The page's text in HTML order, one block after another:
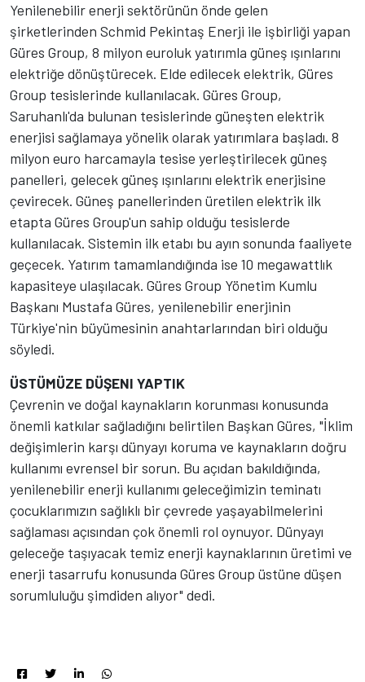
Yenilenebilir enerji sektörünün önde gelen
şirketlerinden Schmid Pekintaş Enerji ile işbirliği yapan
Güres Group, 8 milyon euroluk yatırımla güneş ışınlarını
elektriğe dönüştürecek. Elde edilecek elektrik, Güres
Group tesislerinde kullanılacak. Güres Group,
Saruhanlı'da bulunan tesislerinde güneşten elektrik
enerjisi sağlamaya yönelik olarak yatırımlara başladı. 8
milyon euro harcamayla tesise yerleştirilecek güneş
panelleri, gelecek güneş ışınlarını elektrik enerjisine
çevirecek. Güneş panellerinden üretilen elektrik ilk
etapta Güres Group'un sahip olduğu tesislerde
kullanılacak. Sistemin ilk etabı bu ayın sonunda faaliyete
geçecek. Yatırım tamamlandığında ise 10 megawattlık
kapasiteye ulaşılacak. Güres Group Yönetim Kumlu
Başkanı Mustafa Güres, yenilenebilir enerjinin
Türkiye'nin büyümesinin anahtarlarından biri olduğu
söyledi.
ÜSTÜMÜZE DÜŞENI YAPTIK
Çevrenin ve doğal kaynakların korunması konusunda
önemli katkılar sağladığını belirtilen Başkan Güres, "İklim
değişimlerin karşı dünyayı koruma ve kaynakların doğru
kullanımı evrensel bir sorun. Bu açıdan bakıldığında,
yenilenebilir enerji kullanımı geleceğimizin teminatı
çocuklarımızın sağlıklı bir çevrede yaşayabilmelerini
sağlaması açısından çok önemli rol oynuyor. Dünyayı
geleceğe taşıyacak temiz enerji kaynaklarının üretimi ve
enerji tasarrufu konusunda Güres Group üstüne düşen
sorumluluğu şimdiden alıyor" dedi.